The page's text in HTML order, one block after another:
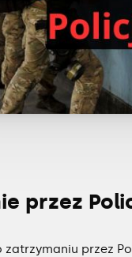
przez
zatrzymaniu przez